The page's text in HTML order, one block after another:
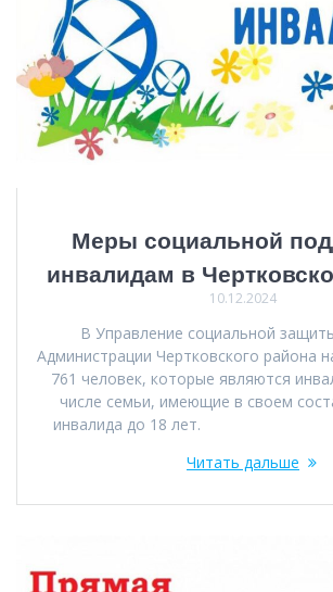
Меры социальной
инвалидам в
10.12.2024
В Управление социальной
Администрации Чертковского района
761 человек, которые являются
числе семьи, имеющие в своем
инвалида до 18
Читать дальше